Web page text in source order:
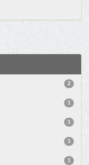
2
1
1
1
1